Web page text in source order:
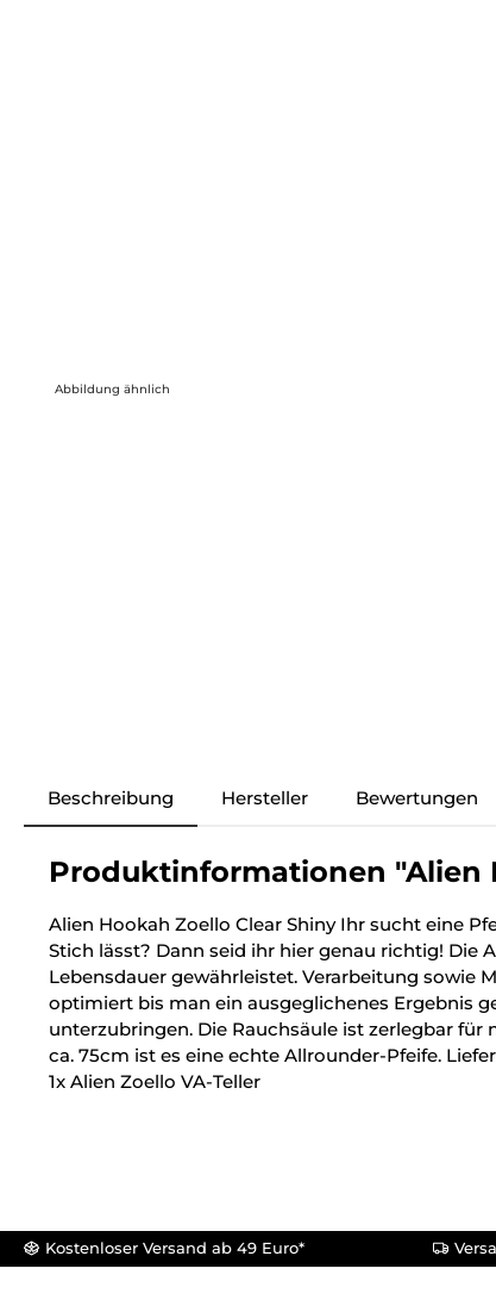
Abbildung ähnlich
Beschreibung Hersteller Bewertungen
Produktinformationen "Alien
Alien Hookah Zoello Clear Shiny Ihr sucht eine
Stich lässt? Dann seid ihr hier genau richtig! Die
Lebensdauer gewährleistet. Verarbeitung sowie
optimiert bis man ein ausgeglichenes Ergebnis
unterzubringen. Die Rauchsäule ist zerlegbar
ca. 75cm ist es eine echte Allrounder-Pfeife.
1x Alien Zoello VA-Teller
Kostenloser Versand ab 49 Euro*